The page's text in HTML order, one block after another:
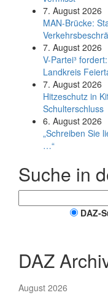
7. August 2026
MAN-Brücke:
7. August 2026
V-Partei­³
Land­kreis
7. August 2026
Hitzeschutz in
Schulterschluss
6. August 2026
„Schreiben Sie
…“
Suche in
DAZ-
DAZ
August 2026